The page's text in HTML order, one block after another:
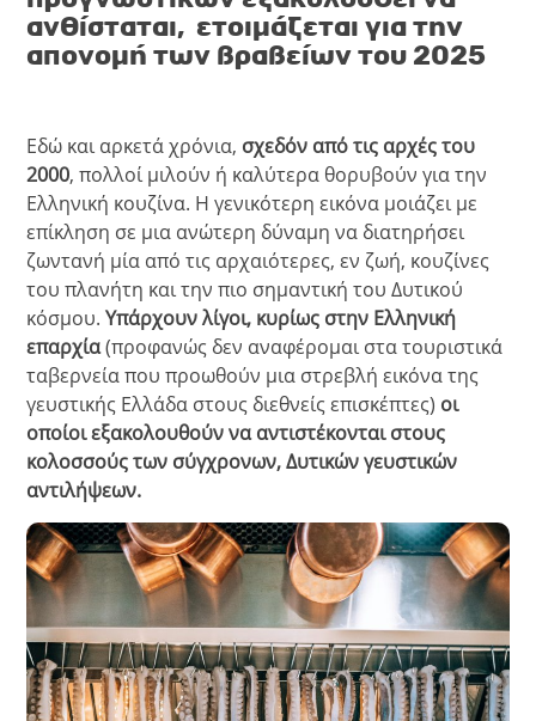
ανθίσταται, ετοιμάζεται για την
απονομή των βραβείων του 2025
Εδώ και αρκετά χρόνια, σχεδόν από τις αρχές του
2000, πολλοί μιλούν ή καλύτερα θορυβούν για την
Ελληνική κουζίνα. Η γενικότερη εικόνα μοιάζει με
επίκληση σε μια ανώτερη δύναμη να διατηρήσει
ζωντανή μία από τις αρχαιότερες, εν ζωή, κουζίνες
του πλανήτη και την πιο σημαντική του Δυτικού
κόσμου.Υπάρχουν λίγοι, κυρίως στην Ελληνική
επαρχία(προφανώς δεν αναφέρομαι στα τουριστικά
ταβερνεία που προωθούν μια στρεβλή εικόνα της
γευστικής Ελλάδα στους διεθνείς επισκέπτες) οι
οποίοι εξακολουθούν να αντιστέκονται στους
κολοσσούς των σύγχρονων, Δυτικών γευστικών
αντιλήψεων.